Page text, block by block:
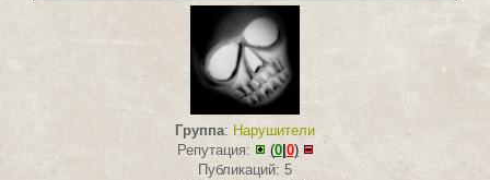
Группа: Нарушители
Репутация:
(0| 0)
Публикаций: 5